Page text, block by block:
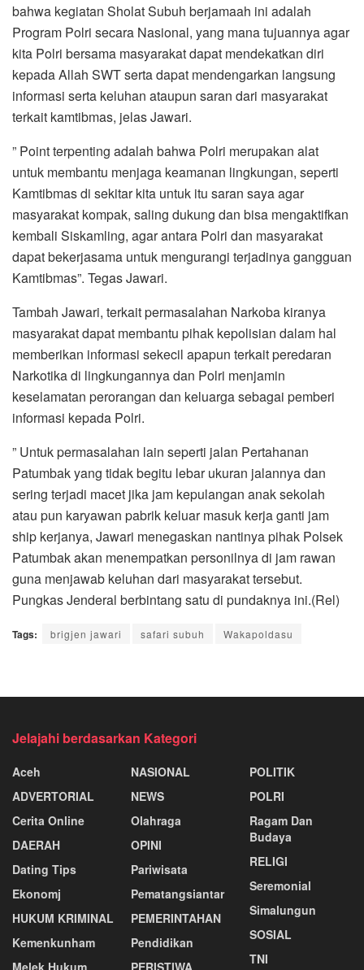
bahwa kegiatan Sholat Subuh berjamaah ini adalah
Program Polri secara Nasional, yang mana tujuannya agar
kita Polri bersama masyarakat dapat mendekatkan diri
kepada Allah SWT serta dapat mendengarkan langsung
informasi serta keluhan ataupun saran dari masyarakat
terkait kamtibmas, jelas Jawari.
” Point terpenting adalah bahwa Polri merupakan alat
untuk membantu menjaga keamanan lingkungan, seperti
Kamtibmas di sekitar kita untuk itu saran saya agar
masyarakat kompak, saling dukung dan bisa mengaktifkan
kembali Siskamling, agar antara Polri dan masyarakat
dapat bekerjasama untuk mengurangi terjadinya gangguan
Kamtibmas”. Tegas Jawari.
Tambah Jawari, terkait permasalahan Narkoba kiranya
masyarakat dapat membantu pihak kepolisian dalam hal
memberikan informasi sekecil apapun terkait peredaran
Narkotika di lingkungannya dan Polri menjamin
keselamatan perorangan dan keluarga sebagai pemberi
informasi kepada Polri.
” Untuk permasalahan lain seperti jalan Pertahanan
Patumbak yang tidak begitu lebar ukuran jalannya dan
sering terjadi macet jika jam kepulangan anak sekolah
atau pun karyawan pabrik keluar masuk kerja ganti jam
ship kerjanya, Jawari menegaskan nantinya pihak Polsek
Patumbak akan menempatkan personilnya di jam rawan
guna menjawab keluhan dari masyarakat tersebut.
Pungkas Jenderal berbintang satu di pundaknya ini.(Rel)
Tags: brigjen jawari safari subuh Wakapoldasu
Jelajahi berdasarkan Kategori
Aceh
ADVERTORIAL
Cerita Online
DAERAH
Dating Tips
Ekonomj
HUKUM KRIMINAL
Kemenkunham
Melek Hukum
NASIONAL
NEWS
Olahraga
OPINI
Pariwisata
Pematangsiantar
PEMERINTAHAN
Pendidikan
PERISTIWA
POLITIK
POLRI
Ragam Dan
Budaya
RELIGI
Seremonial
Simalungun
SOSIAL
TNI